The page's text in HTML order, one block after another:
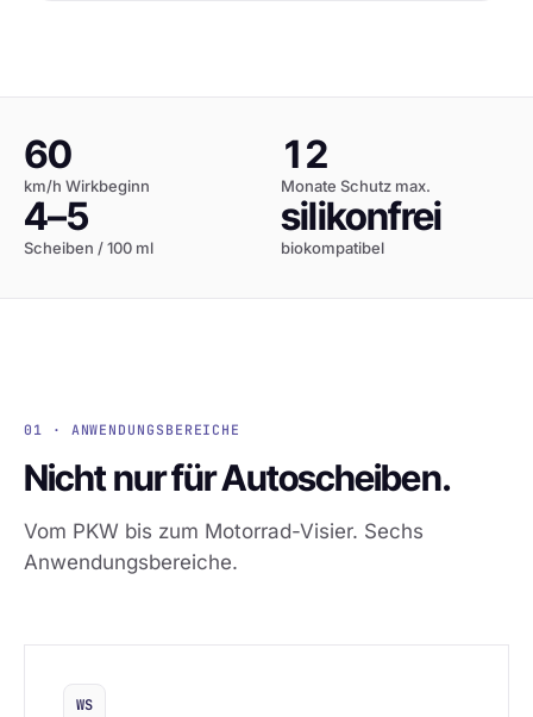
60
km/h Wirkbeginn
12
Monate Schutz max.
4–5
Scheiben / 100 ml
silikonfrei
biokompatibel
01 · ANWENDUNGSBEREICHE
Nicht nur für Autoscheiben.
Vom PKW bis zum Motorrad-Visier. Sechs
Anwendungsbereiche.
WS